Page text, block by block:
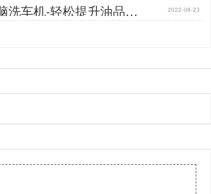
洗车机-轻松提升油品销 2022-08-23